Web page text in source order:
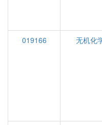
019166
无机化